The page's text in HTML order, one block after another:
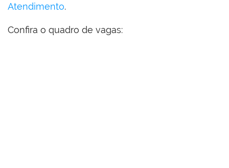
Atendimento.
Confira o quadro de vagas: